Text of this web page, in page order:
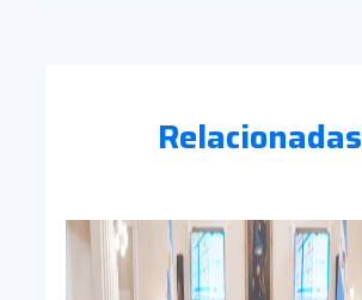
Relacionadas